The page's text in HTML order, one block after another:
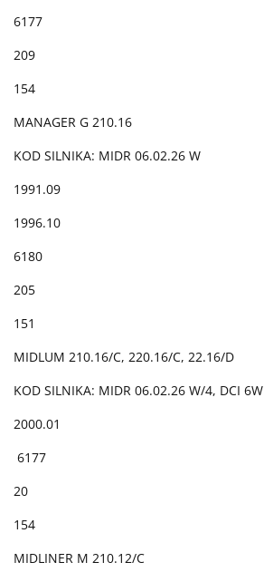
6177
209
154
MANAGER G 210.16
KOD SILNIKA: MIDR 06.02.26 W
1991.09
1996.10
6180
205
151
MIDLUM 210.16/C, 220.16/C, 22.16/D
KOD SILNIKA: MIDR 06.02.26 W/4, DCI 6W
2000.01
6177
20
154
MIDLINER M 210.12/C